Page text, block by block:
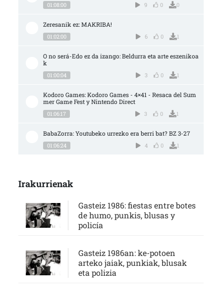
01:08:00 9 0 0
Zeresanik ez: MAKRIBA!
01:02:00 6 0 1
O no será-Edo ez da izango: Beldurra eta arte eszenikoa
k
01:00:04 3 0 1
Kodoro Games: Kodoro Games - 4×41 - Resaca del Sum
mer Game Fest y Nintendo Direct
01:06:17 3 0 1
BabaZorra: Youtubeko urrezko era berri bat? BZ 3-27
01:06:24 4 0 1
Irakurrienak
Gasteiz 1986: fiestas entre botes
de humo, punkis, blusas y
policía
Gasteiz 1986an: ke-potoen
arteko jaiak, punkiak, blusak
eta polizia